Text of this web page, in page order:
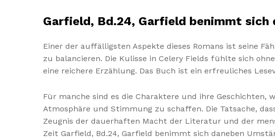
Garfield, Bd.24, Garfield benimmt sich
Einer der auffälligsten Aspekte dieses Romans ist seine
zu balancieren. Die Kulisse in Celery Fields fühlte sich
eine reichere Erzählung. Das Buch ist ein erfreuliches
Für manche sind es die Charaktere und ihre
Atmosphäre und Stimmung zu schaffen. Die Tatsache,
Zeugnis der dauerhaften Macht der Literatur und der
Zeit Garfield, Bd.24, Garfield benimmt sich daneben